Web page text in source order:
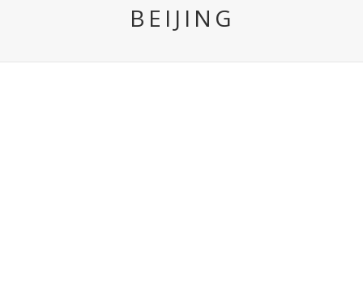
BEIJING